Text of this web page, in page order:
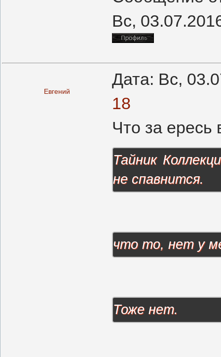
Вс,
Евгений
Дата: Вс,
18
Что за ересь
Тайник
не спавнится.
что то, нет у
Тоже нет.